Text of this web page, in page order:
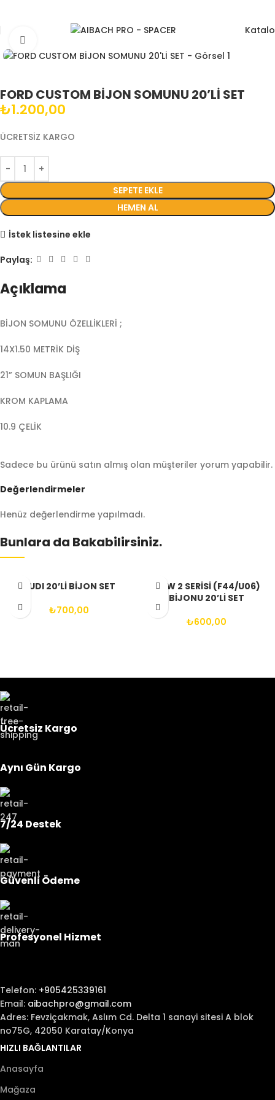
FORD CUSTOM BİJON SOMUNU 20’Lİ SET
₺1.200,00
ÜCRETSİZ KARGO
SEPETE EKLE
HEMEN AL
İstek listesine ekle
Paylaş:
Açıklama
BİJON SOMUNU ÖZELLİKLERİ ;
14X1.50 METRİK DİŞ
21” SOMUN BAŞLIĞI
KROM KAPLAMA
10.9 ÇELİK
Değerlendirmeler
Henüz değerlendirme yapılmadı.
Sadece bu ürünü satın almış olan müşteriler yorum yapabilir.
Bunlara da Bakabilirsiniz.
AUDI 20’Lİ BİJON SET
₺700,00
BMW 2 SERİSİ (F44/U06)
BİJONU 20’Lİ SET
₺600,00
Ücretsiz Kargo
Aynı Gün Kargo
7/24 Destek
Güvenli Ödeme
Profesyonel Hizmet
Telefon: +905425339161
Email: aibachpro@gmail.com
Adres: Fevziçakmak, Aslım Cd. Delta 1 sanayi sitesi A blok
no75G, 42050 Karatay/Konya
HIZLI BAĞLANTILAR
Anasayfa
Mağaza